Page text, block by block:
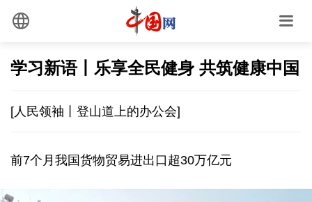
学习新语丨乐享全民健身 共筑健康中国
[人民领袖丨登山道上的办公会]
前7个月我国货物贸易进出口超30万亿元